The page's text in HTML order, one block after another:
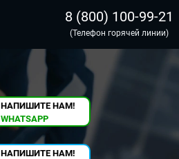
8 (800) 100-99-21
(Телефон горячей линии)
НАПИШИТЕ НАМ!
WHATSAPP
НАПИШИТЕ НАМ!